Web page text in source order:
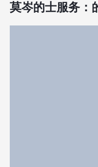
莫岑的士服务：